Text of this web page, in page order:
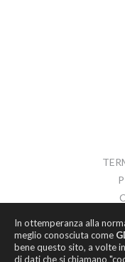
In ottemperanza alla
meglio conosciuta come
bene questo sito, a volte
di dati che si chiamano